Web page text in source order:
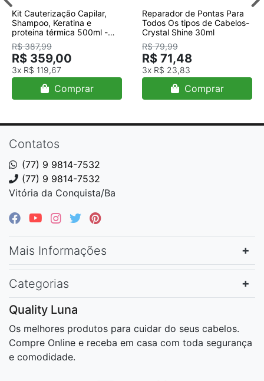
Kit Cauterização Capilar,
Shampoo, Keratina e
proteina térmica 500ml -
Quality
R$ 387,99
R$ 359,00
3x R$ 119,67
Comprar
Reparador de Pontas Para
Todos Os tipos de Cabelos-
Crystal Shine 30ml
R$ 79,99
R$ 71,48
3x R$ 23,83
Comprar
Contatos
(77) 9 9814-7532
(77) 9 9814-7532
Vitória da Conquista/Ba
Mais Informações
Categorias
Quality Luna
Os melhores produtos para cuidar do seus cabelos.
Compre Online e receba em casa com toda segurança
e comodidade.